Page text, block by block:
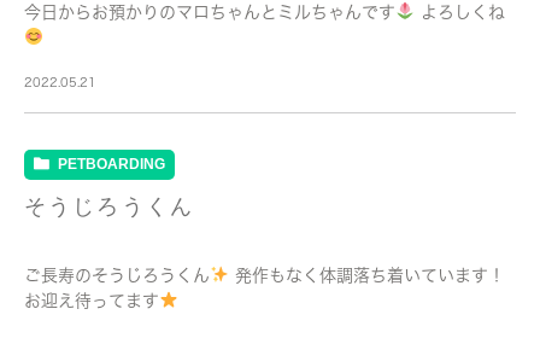
今日からお預かりのマロちゃんとミルちゃんです よろしくね
2022.05.21
PETBOARDING
そうじろうくん
ご長寿のそうじろうくん
発作もなく体調落ち着いています！
お迎え待ってます